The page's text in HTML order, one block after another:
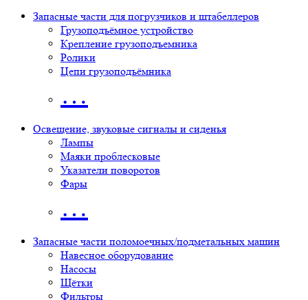
Запасные части для погрузчиков и штабеллеров
Грузоподъёмное устройство
Крепление грузоподъемника
Ролики
Цепи грузоподъёмника
…
Освещение, звуковые сигналы и сиденья
Лампы
Маяки проблесковые
Указатели поворотов
Фары
…
Запасные части поломоечных/подметальных машин
Навесное оборудование
Насосы
Щётки
Фильтры